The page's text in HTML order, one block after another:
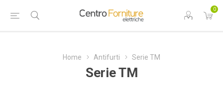
0
Home Antifurti Serie TM
Serie TM